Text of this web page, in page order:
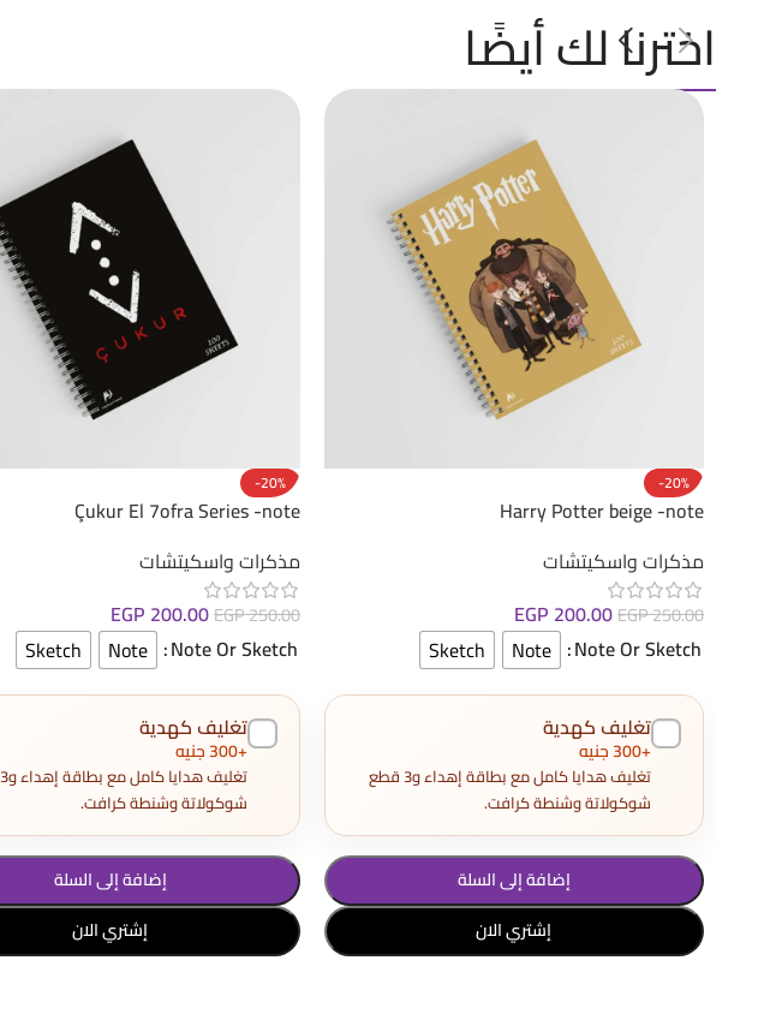
اخترنا لك أيضًا
-20%
Harry Potter beige -note
مذكرات واسكيتشات
EGP250.00
EGP 200.00
Note Or Sketch
Note
Sketch
تغليف كهدية
+300 جنيه
تغليف هدايا كامل مع بطاقة إهداء و3 قطع
شوكولاتة وشنطة كرافت.
إضافة إلى السلة
إشتري الان
-20%
Çukur El 7ofra Series -note
مذكرات واسكيتشات
EGP250.00
EGP 200.00
Note Or Sketch
Note
Sketch
تغليف كهدية
+300 جنيه
شوكولاتة وشنطة كرافت.
إضافة إلى السلة
إشتري الان